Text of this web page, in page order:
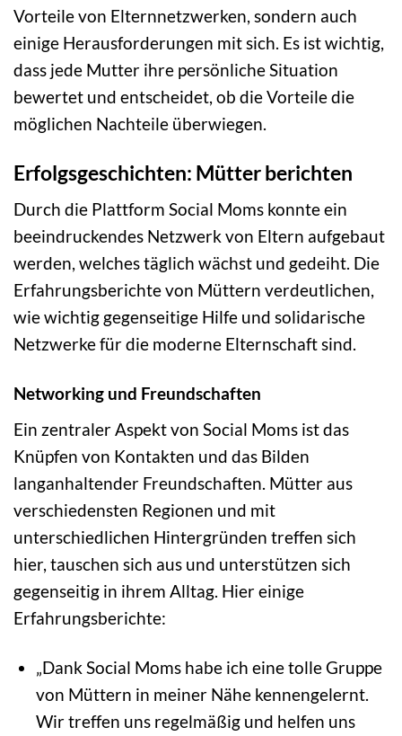
Vorteile von Elternnetzwerken, sondern auch
einige Herausforderungen mit sich. Es ist wichtig,
dass jede Mutter ihre persönliche Situation
bewertet und entscheidet, ob die Vorteile die
möglichen Nachteile überwiegen.
Erfolgsgeschichten: Mütter berichten
Durch die Plattform Social Moms konnte ein
beeindruckendes Netzwerk von Eltern aufgebaut
werden, welches täglich wächst und gedeiht. Die
Erfahrungsberichte von Müttern verdeutlichen,
wie wichtig gegenseitige Hilfe und solidarische
Netzwerke für die moderne Elternschaft sind.
Networking und Freundschaften
Ein zentraler Aspekt von Social Moms ist das
Knüpfen von Kontakten und das Bilden
langanhaltender Freundschaften. Mütter aus
verschiedensten Regionen und mit
unterschiedlichen Hintergründen treffen sich
hier, tauschen sich aus und unterstützen sich
gegenseitig in ihrem Alltag. Hier einige
Erfahrungsberichte:
„Dank Social Moms habe ich eine tolle Gruppe
von Müttern in meiner Nähe kennengelernt.
Wir treffen uns regelmäßig und helfen uns